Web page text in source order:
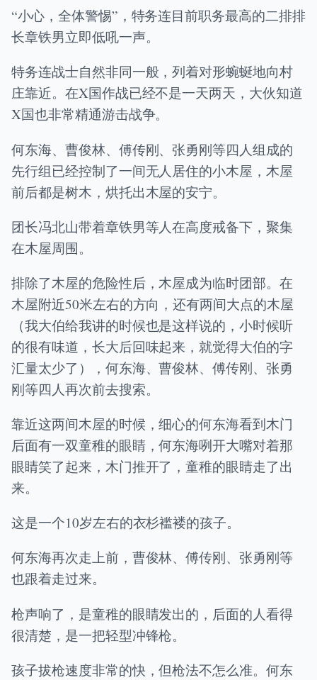
“小心，全体警惕”，特务连目前职务最高的二排排
长章铁男立即低吼一声。
特务连战士自然非同一般，列着对形蜿蜒地向村
庄靠近。在X国作战已经不是一天两天，大伙知道
X国也非常精通游击战争。
何东海、曹俊林、傅传刚、张勇刚等四人组成的
先行组已经控制了一间无人居住的小木屋，木屋
前后都是树木，烘托出木屋的安宁。
团长冯北山带着章铁男等人在高度戒备下，聚集
在木屋周围。
排除了木屋的危险性后，木屋成为临时团部。在
木屋附近50米左右的方向，还有两间大点的木屋
（我大伯给我讲的时候也是这样说的，小时候听
的很有味道，长大后回味起来，就觉得大伯的字
汇量太少了），何东海、曹俊林、傅传刚、张勇
刚等四人再次前去搜索。
靠近这两间木屋的时候，细心的何东海看到木门
后面有一双童稚的眼睛，何东海咧开大嘴对着那
眼睛笑了起来，木门推开了，童稚的眼睛走了出
来。
这是一个10岁左右的衣杉褴褛的孩子。
何东海再次走上前，曹俊林、傅传刚、张勇刚等
也跟着走过来。
枪声响了，是童稚的眼睛发出的，后面的人看得
很清楚，是一把轻型冲锋枪。
孩子拔枪速度非常的快，但枪法不怎么准。何东